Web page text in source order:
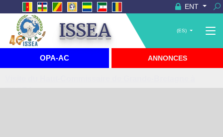
ENT
ISSEA (ES)
OPA-AC ANNONCES